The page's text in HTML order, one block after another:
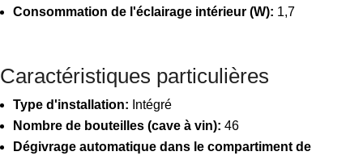
Consommation de l'éclairage intérieur (W): 1,7
Caractéristiques particulières
Type d'installation: Intégré
Nombre de bouteilles (cave à vin): 46
Dégivrage automatique dans le compartiment de